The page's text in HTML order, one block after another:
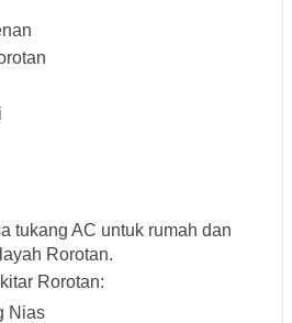
tukang AC untuk rumah dan
Rorotan.
Rorotan:
Nias